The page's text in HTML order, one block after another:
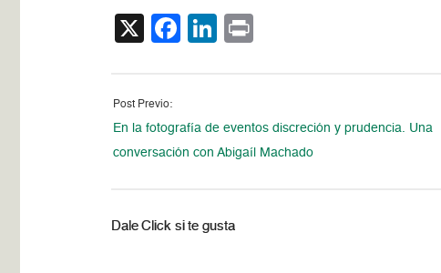
X Facebook
LinkedIn
Post Previo:
En la fotografía de eventos discreción y prudencia. Una
conversación con Abigaíl Machado
Dale Click si te gusta